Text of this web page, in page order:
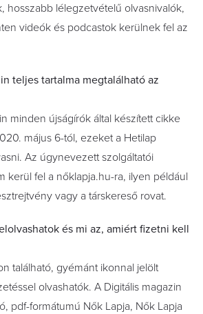
hosszabb lélegzetvételű olvasnivalók,
videók és podcastok kerülnek fel az
teljes tartalma megtalálható az
minden újságírók által készített cikke
május 6-tól, ezeket a Hetilap
Az úgynevezett szolgáltatói
kerül fel a nőklapja.hu-ra, ilyen például
vagy a társkereső rovat.
és mi az, amiért fizetni kell
található, gyémánt ikonnal jelölt
olvashatók. A Digitális magazin
pdf-formátumú Nők Lapja, Nők Lapja